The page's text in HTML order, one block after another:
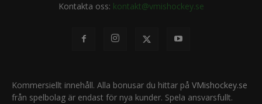
Kontakta oss: kontakt@vmishockey.se
Kommersiellt innehåll. Alla bonusar du hittar på VMishockey.se
från spelbolag är endast för nya kunder. Spela ansvarsfullt.